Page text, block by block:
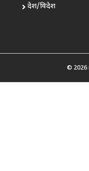
देश/विदेश
© 2026